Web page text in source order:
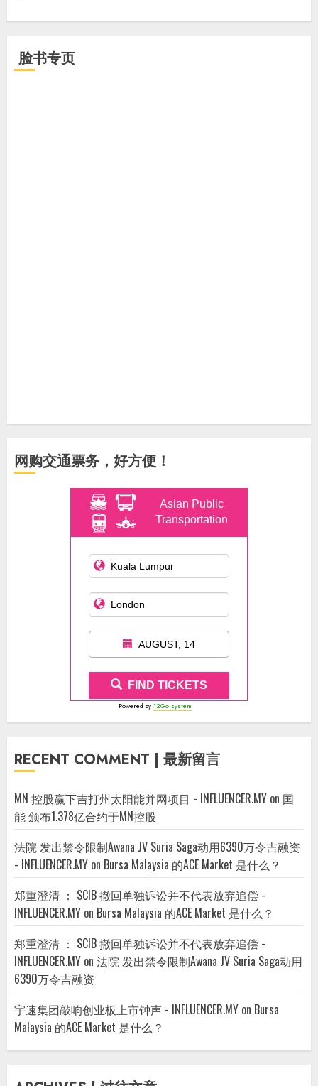
脸书专页
网购交通票务，好方便！
Asian Public
Transportation
AUGUST, 14
FIND TICKETS
Powered by 12Go system
RECENT COMMENT | 最新留言
MN 控股赢下吉打州太阳能并网项目 - INFLUENCER.MY on 国
能 颁布1.378亿合约于MN控股
法院 发出禁令限制Awana JV Suria Saga动用6390万令吉融资
- INFLUENCER.MY on Bursa Malaysia 的ACE Market 是什么？
郑重澄清 ： SCIB 撤回单独诉讼并不代表放弃追偿 -
INFLUENCER.MY on Bursa Malaysia 的ACE Market 是什么？
郑重澄清 ： SCIB 撤回单独诉讼并不代表放弃追偿 -
INFLUENCER.MY on 法院 发出禁令限制Awana JV Suria Saga动用
6390万令吉融资
宇速集团敲响创业板上市钟声 - INFLUENCER.MY on Bursa
Malaysia 的ACE Market 是什么？